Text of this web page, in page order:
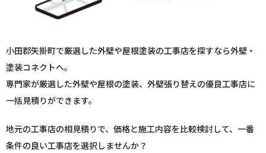
小田郡矢掛町で厳選した外壁や屋根塗装の工事店を探すなら外壁・
塗装コネクトへ。
専門家が厳選した外壁や屋根の塗装、外壁張り替えの優良工事店に
一括見積りができます。
地元の工事店の相見積りで、価格と施工内容を比較検討して、一番
条件の良い工事店を選択しませんか？